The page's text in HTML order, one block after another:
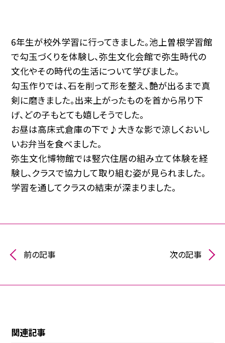
6年生が校外学習に行ってきました。池上曽根学習館
で勾玉づくりを体験し、弥生文化会館で弥生時代の
文化やその時代の生活について学びました。
勾玉作りでは、石を削って形を整え、艶が出るまで真
剣に磨きました。出来上がったものを首から吊り下
げ、どの子もとても嬉しそうでした。
お昼は高床式倉庫の下で♪大きな影で涼しくおいし
いお弁当を食べました。
弥生文化博物館では竪穴住居の組み立て体験を経
験し、クラスで協力して取り組む姿が見られました。
学習を通してクラスの結束が深まりました。
前の記事 次の記事
関連記事